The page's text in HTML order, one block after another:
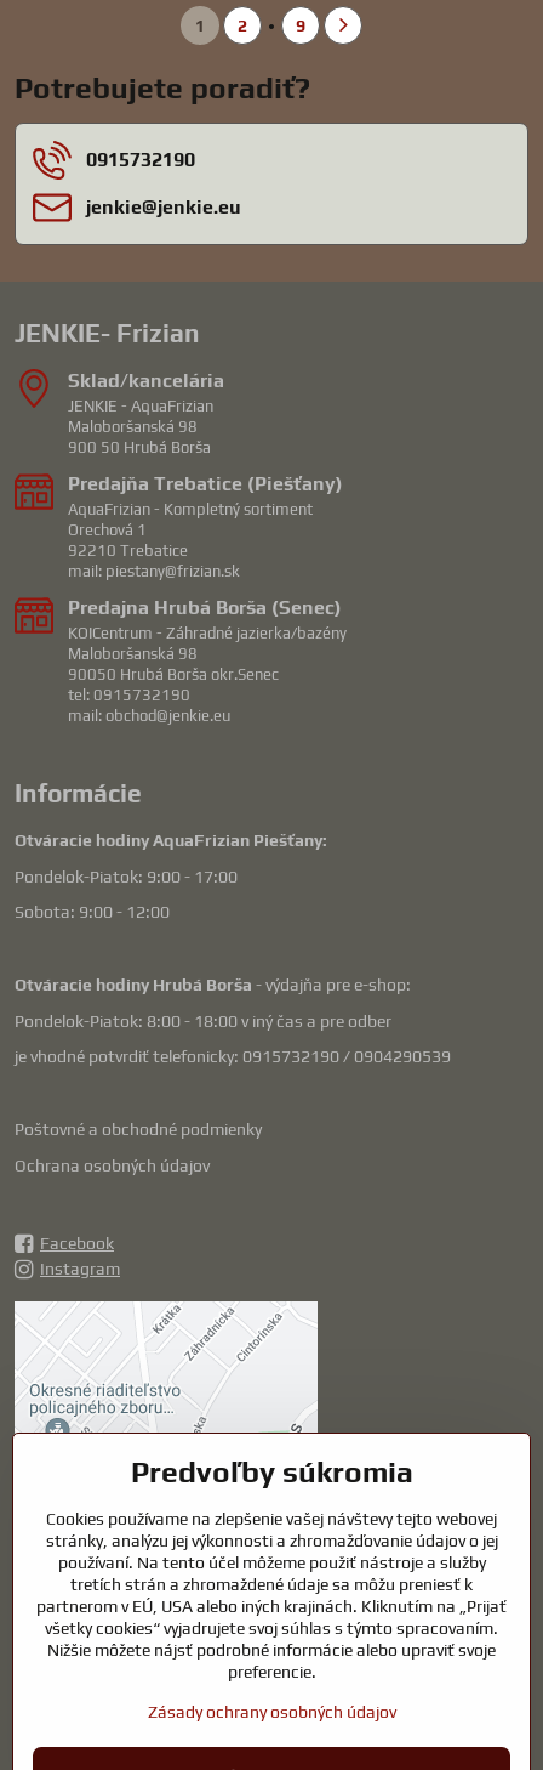
1 2 9
Potrebujete poradiť?
0915732190
jenkie​@jenkie​.eu
JENKIE- Frizian
Sklad/kancelária
JENKIE - AquaFrizian
Maloboršanská 98
900 50 Hrubá Borša
Predajňa Trebatice (Piešťany)
AquaFrizian - Kompletný sortiment
Orechová 1
92210 Trebatice
mail: piestany@frizian.sk
Predajna Hrubá Borša (Senec)
KOICentrum - Záhradné jazierka/bazény
Maloboršanská 98
90050 Hrubá Borša okr.Senec
tel: 0915732190
mail: obchod@jenkie.eu
Informácie
Otváracie hodiny AquaFrizian Piešťany:
Pondelok-Piatok: 9:00 - 17:00
Sobota: 9:00 - 12:00
Otváracie hodiny Hrubá Borša - výdajňa pre e-shop:
Pondelok-Piatok: 8:00 - 18:00 v iný čas a pre odber
je vhodné potvrdiť telefonicky: 0915732190 / 0904290539
Poštovné a obchodné podmienky
Ochrana osobných údajov
Facebook
Instagram
Externý obsah je
blokovaný Voľbami
súkromia
Prajete si načítať externý obsah?
Povoliť tentokrát
Povoliť a zapamätať -
súhlas s druhom cookie:
Funkčné
Otvoriť obsah v novom okne
Predvoľby súkromia
Cookies používame na zlepšenie vašej návštevy tejto webovej
stránky, analýzu jej výkonnosti a zhromažďovanie údajov o jej
používaní. Na tento účel môžeme použiť nástroje a služby
tretích strán a zhromaždené údaje sa môžu preniesť k
partnerom v EÚ, USA alebo iných krajinách. Kliknutím na „Prijať
všetky cookies“ vyjadrujete svoj súhlas s týmto spracovaním.
Nižšie môžete nájsť podrobné informácie alebo upraviť svoje
preferencie.
Zásady ochrany osobných údajov